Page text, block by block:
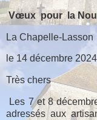
Vœux pour la
La Chapelle-Lasson
le 14 décembre 2024
Très chers
Les 7 et 8
adressés aux